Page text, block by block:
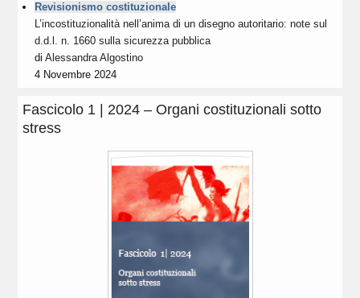
Revisionismo costituzionale
L’incostituzionalità nell’anima di un disegno autoritario: note sul
d.d.l. n. 1660 sulla sicurezza pubblica
diAlessandra Algostino
4 Novembre 2024
Fascicolo 1 | 2024 – Organi costituzionali sotto
stress